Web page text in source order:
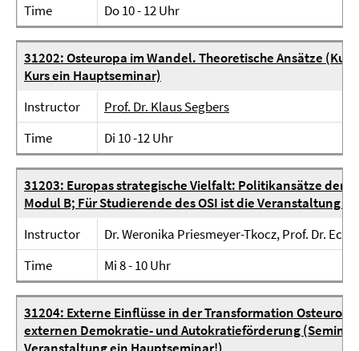
Time
Do 10 - 12 Uhr
31202: Osteuropa im Wandel. Theoretische Ansätze
Kurs ein Hauptseminar)
Instructor
Prof. Dr. Klaus Segbers
Time
Di 10 -12 Uhr
31203: Europas strategische Vielfalt: Politikansätze der
Modul B; Für Studierende des OSI ist die Veranstaltung
Instructor
Dr. Weronika Priesmeyer-Tkocz, Prof. Dr.
Time
Mi 8 - 10 Uhr
31204: Externe Einflüsse in der Transformation
externen Demokratie- und Autokratieförderung (Seminar